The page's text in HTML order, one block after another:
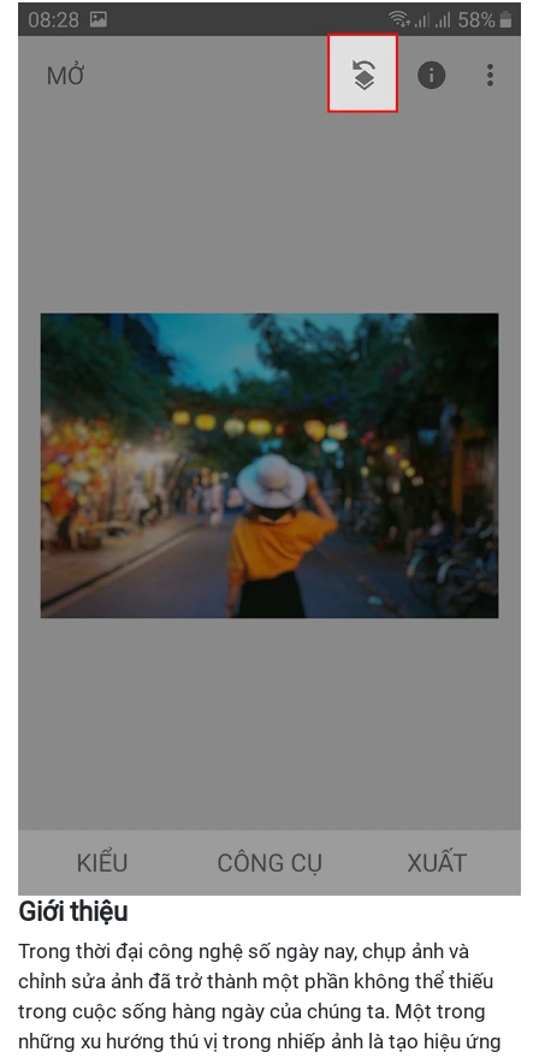
Giới thiệu
Trong thời đại công nghệ số ngày nay, chụp ảnh và
chỉnh sửa ảnh đã trở thành một phần không thể thiếu
trong cuộc sống hàng ngày của chúng ta. Một trong
những xu hướng thú vị trong nhiếp ảnh là tạo hiệu ứng